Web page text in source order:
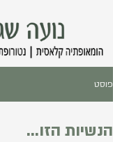
פוסט
הנשיות הזו...